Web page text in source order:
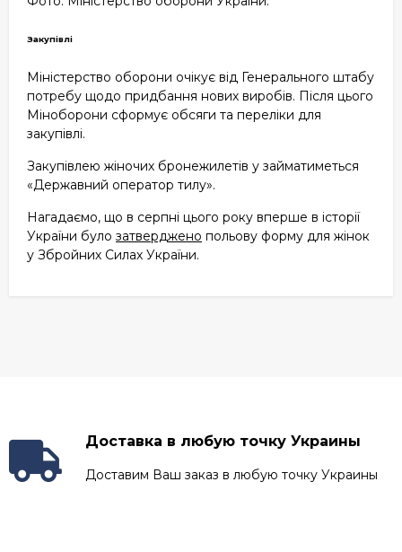
Закупівлі
Міністерство оборони очікує від Генерального штабу
потребу щодо придбання нових виробів. Після цього
Міноборони сформує обсяги та переліки для
закупівлі.
Закупівлею жіночих бронежилетів у займатиметься
«Державний оператор тилу».
Нагадаємо, що в серпні цього року вперше в історії
України було затверджено польову форму для жінок
у Збройних Силах України.
Доставка в любую точку Украины
Доставим Ваш заказ в любую точку Украины